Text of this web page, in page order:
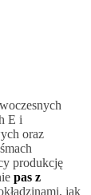
E i
oraz
produkcję
pas z
jak